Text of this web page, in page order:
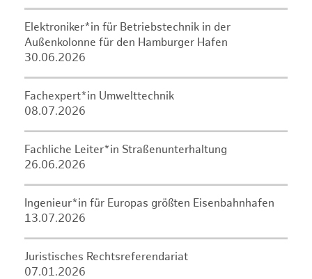
Elektroniker*in für Betriebstechnik in der
Außenkolonne für den Hamburger Hafen
30.06.2026
Fachexpert*in Umwelttechnik
08.07.2026
Fachliche Leiter*in Straßenunterhaltung
26.06.2026
Ingenieur*in für Europas größten Eisenbahnhafen
13.07.2026
Juristisches Rechtsreferendariat
07.01.2026